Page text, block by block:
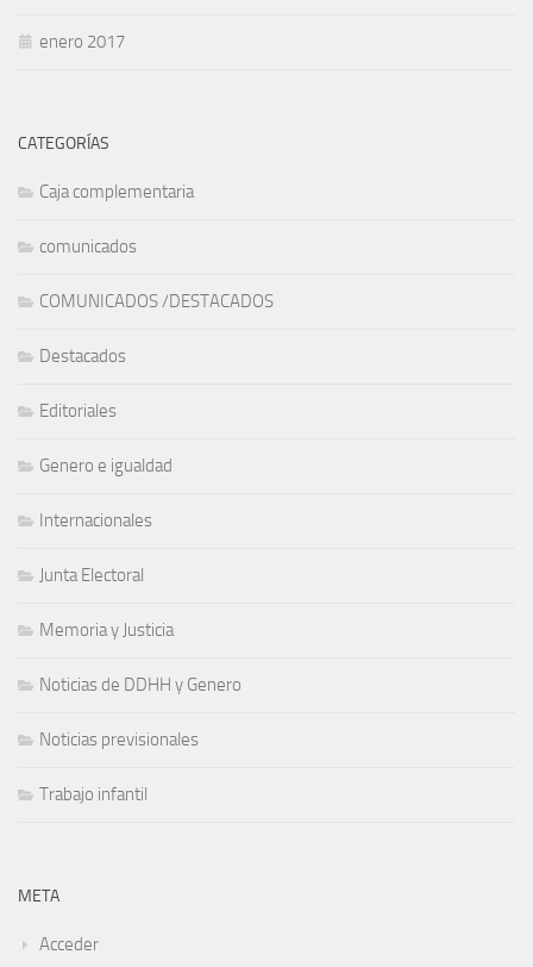
enero 2017
CATEGORÍAS
Caja complementaria
comunicados
COMUNICADOS /DESTACADOS
Destacados
Editoriales
Genero e igualdad
Internacionales
Junta Electoral
Memoria y Justicia
Noticias de DDHH y Genero
Noticias previsionales
Trabajo infantil
META
Acceder